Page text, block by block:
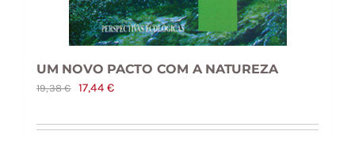
UM NOVO PACTO COM A NATUREZA
19,38€
O
original
17,44€O
atual